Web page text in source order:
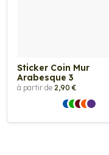
Sticker Coin Mur
Arabesque 3
à partir de 2,90 €